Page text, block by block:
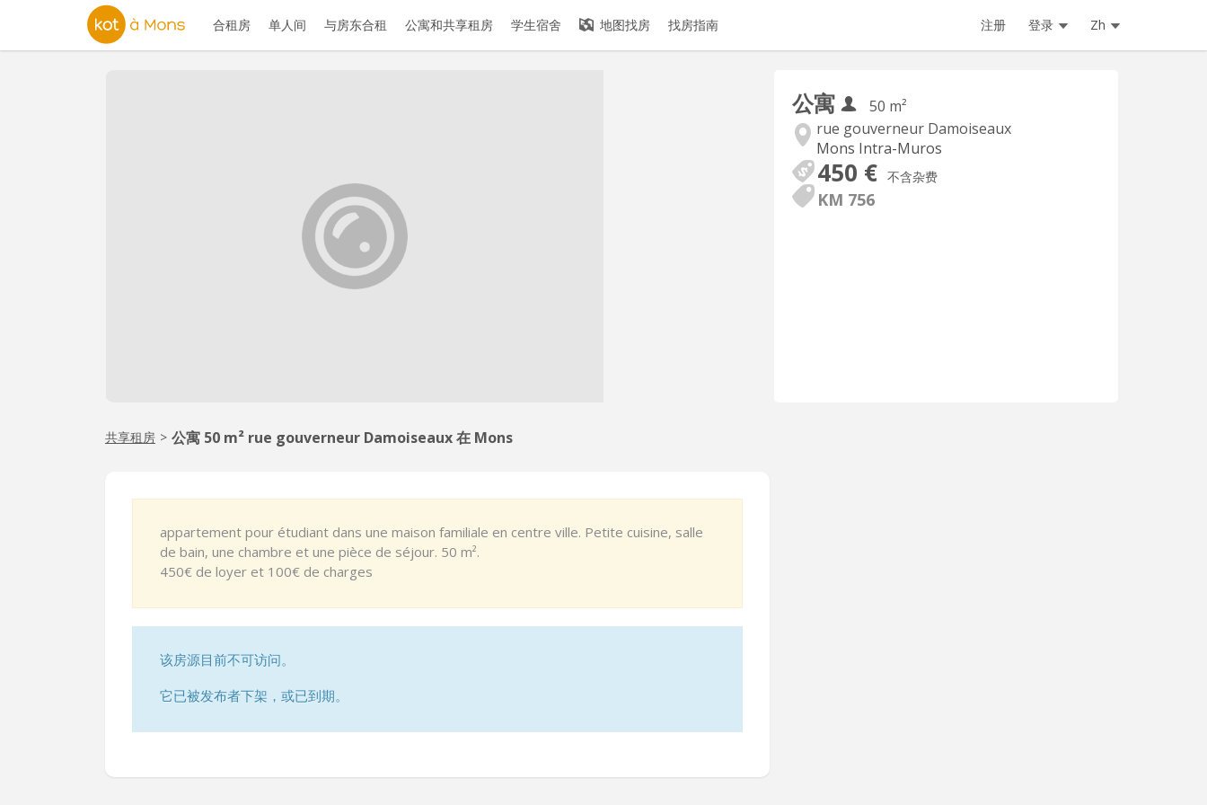
合租房 单人间 与房东合租 公寓和共享租房 学生宿舍 地图找房 找房指南 注册 登录 Zh
公寓
50 m²
rue gouverneur Damoiseaux
Mons Intra-Muros
450 € 不含杂费
KM 756
共享租房 > 公寓 50 m² rue gouverneur Damoiseaux 在 Mons
appartement pour étudiant dans une maison familiale en centre ville. Petite cuisine, salle
de bain, une chambre et une pièce de séjour. 50 m².
450€ de loyer et 100€ de charges
该房源目前不可访问。
它已被发布者下架，或已到期。